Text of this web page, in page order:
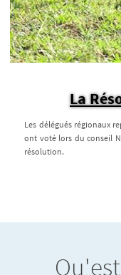
La
Les délégués régionaux
ont voté lors du conseil
résolution.